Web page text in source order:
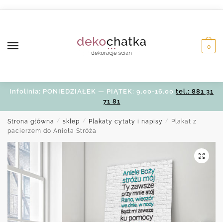
0
Infolinia: PONIEDZIAŁEK — PIĄTEK: 9.00-16.00 tel.: 881 31
71 81
Strona główna / sklep / Plakaty cytaty i napisy /
Plakat z
pacierzem do Anioła Stróża